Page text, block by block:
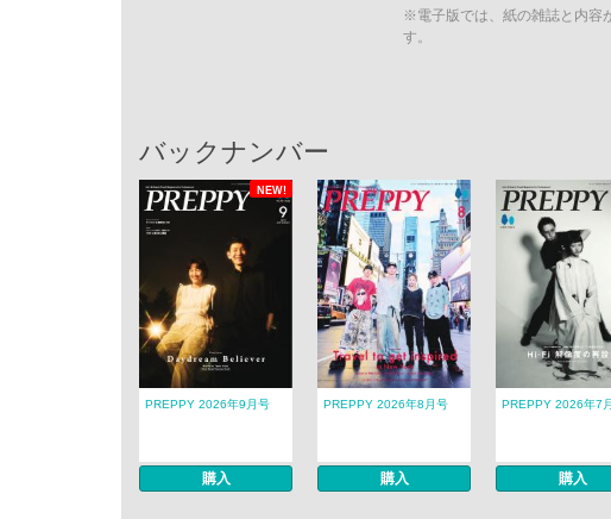
※電子版では、紙の雑誌と内容
す。
バックナンバー
NEW!
PREPPY 2026年9月号
購入
PREPPY 2026年8月号
購入
PREPPY 2026年7
購入